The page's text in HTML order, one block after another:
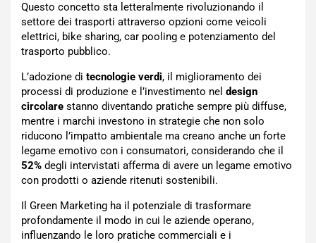
Questo concetto sta letteralmente rivoluzionando il
settore dei trasporti attraverso opzioni come veicoli
elettrici, bike sharing, car pooling e potenziamento del
trasporto pubblico.
L’adozione di tecnologie verdi, il miglioramento dei
processi di produzione e l’investimento nel design
circolare stanno diventando pratiche sempre più diffuse,
mentre i marchi investono in strategie che non solo
riducono l’impatto ambientale ma creano anche un forte
legame emotivo con i consumatori, considerando che il
52% degli intervistati afferma di avere un legame emotivo
con prodotti o aziende ritenuti sostenibili.
Il Green Marketing ha il potenziale di trasformare
profondamente il modo in cui le aziende operano,
influenzando le loro pratiche commerciali e i